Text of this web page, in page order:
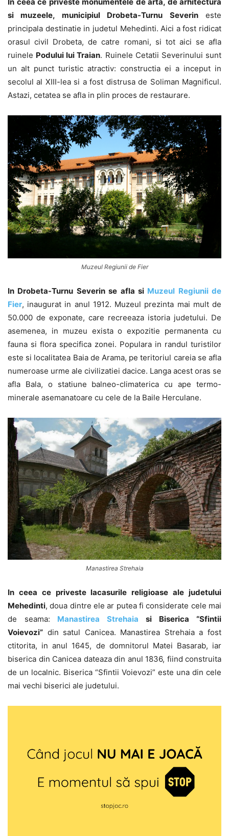
si muzeele, municipiul Drobeta-Turnu Severineste
principala destinatie in judetul Mehedinti. Aici a fost ridicat
orasul civil Drobeta, de catre romani, si tot aici se afla
ruinele Podului lui Traian. Ruinele Cetatii Severinului sunt
un alt punct turistic atractiv: constructia ei a inceput in
secolul al XIII-lea si a fost distrusa de Soliman Magnificul.
Astazi, cetatea se afla in plin proces de restaurare.
Muzeul Regiunii de Fier
In Drobeta-Turnu Severin se afla si Muzeul Regiunii de
Fier, inaugurat in anul 1912. Muzeul prezinta mai mult de
50.000 de exponate, care recreeaza istoria judetului. De
asemenea, in muzeu exista o expozitie permanenta cu
fauna si flora specifica zonei. Populara in randul turistilor
este si localitatea Baia de Arama, pe teritoriul careia se afla
numeroase urme ale civilizatiei dacice. Langa acest oras se
afla Bala, o statiune balneo-climaterica cu ape termo-
minerale asemanatoare cu cele de la Baile Herculane.
Manastirea Strehaia
In ceea ce priveste lacasurile religioase ale judetului
Mehedinti, doua dintre ele ar putea fi considerate cele mai
de seama: Manastirea Strehaia si Biserica “Sfintii
Voievozi” din satul Canicea. Manastirea Strehaia a fost
ctitorita, in anul 1645, de domnitorul Matei Basarab, iar
biserica din Canicea dateaza din anul 1836, fiind construita
de un localnic. Biserica “Sfintii Voievozi” este una din cele
mai vechi biserici ale judetului.